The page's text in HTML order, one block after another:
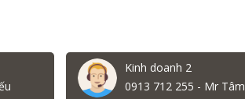
Kinh doanh 2
0913 712 255 - Mr Tâm